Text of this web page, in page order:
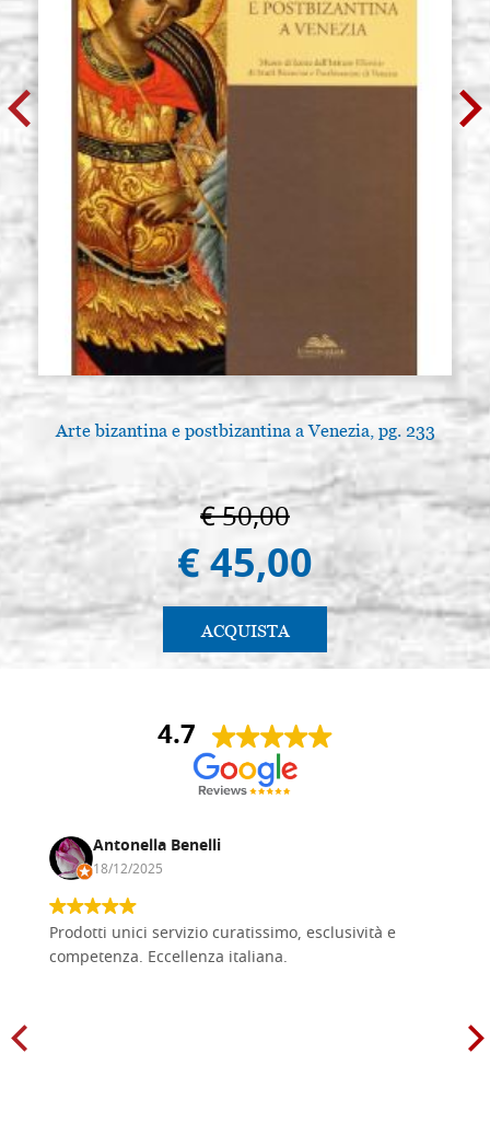
Arte bizantina e postbizantina a Venezia, pg. 233
€ 50,00
€ 45,00
ACQUISTA
4.7
Antonella Benelli
18/12/2025
Prodotti unici servizio curatissimo, esclusività e
competenza. Eccellenza italiana.